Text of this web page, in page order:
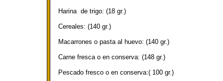
Harina de trigo: (18 gr.)
Cereales: (140 gr.)
Macarrones o pasta al huevo: (140 gr.)
Carne fresca o en conserva: (148 gr.)
Pescado fresco o en conserva:( 100 gr.)